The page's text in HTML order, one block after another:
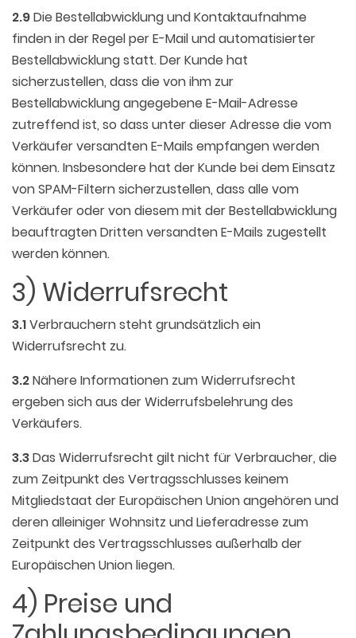
2.9Die Bestellabwicklung und Kontaktaufnahme
finden in der Regel per E-Mail und automatisierter
Bestellabwicklung statt. Der Kunde hat
sicherzustellen, dass die von ihm zur
Bestellabwicklung angegebene E-Mail-Adresse
zutreffend ist, so dass unter dieser Adresse die vom
Verkäufer versandten E-Mails empfangen werden
können. Insbesondere hat der Kunde bei dem Einsatz
von SPAM-Filtern sicherzustellen, dass alle vom
Verkäufer oder von diesem mit der Bestellabwicklung
beauftragten Dritten versandten E-Mails zugestellt
werden können.
3) Widerrufsrecht
3.1Verbrauchern steht grundsätzlich ein
Widerrufsrecht zu.
3.2Nähere Informationen zum Widerrufsrecht
ergeben sich aus der Widerrufsbelehrung des
Verkäufers.
3.3Das Widerrufsrecht gilt nicht für Verbraucher, die
zum Zeitpunkt des Vertragsschlusses keinem
Mitgliedstaat der Europäischen Union angehören und
deren alleiniger Wohnsitz und Lieferadresse zum
Zeitpunkt des Vertragsschlusses außerhalb der
Europäischen Union liegen.
4) Preise und